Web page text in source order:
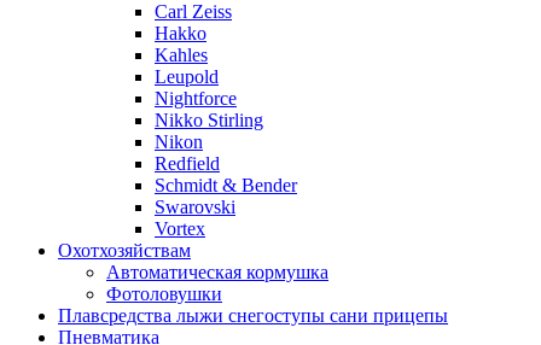
Carl Zeiss
Hakko
Kahles
Leupold
Nightforce
Nikko Stirling
Nikon
Redfield
Schmidt & Bender
Swarovski
Vortex
Охотхозяйствам
Автоматическая кормушка
Фотоловушки
Плавсредства лыжи снегоступы сани прицепы
Пневматика